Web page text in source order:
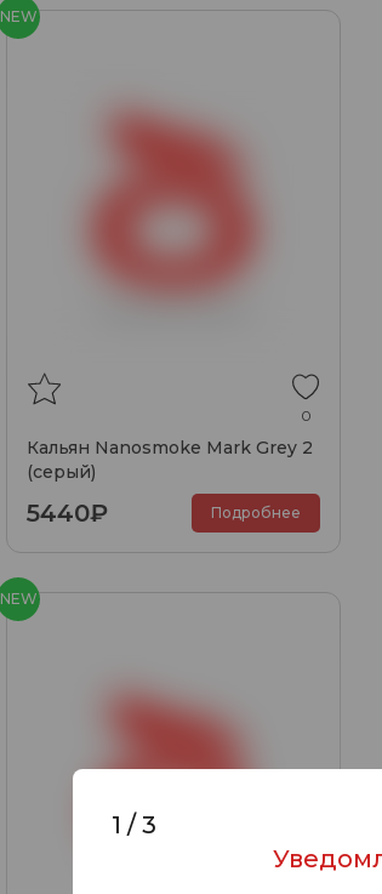
NEW
0
Кальян Nanosmoke Mark Grey 2
(серый)
5440₽ Подробнее
NEW
1 /3